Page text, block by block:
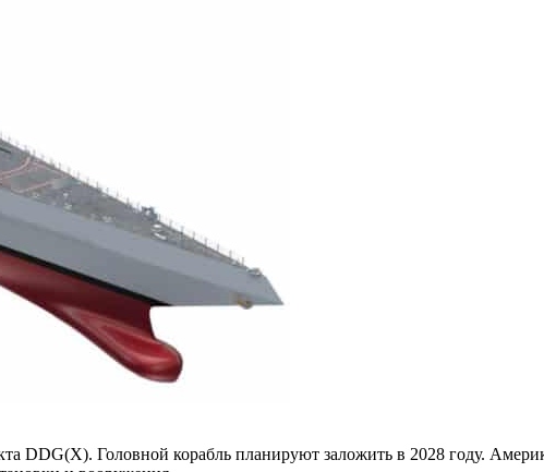
DDG(X). Головной корабль планируют заложить в 2028 году.